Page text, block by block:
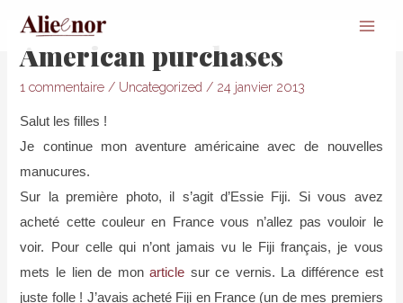
American purchases
1 commentaire / Uncategorized / 24 janvier 2013
Salut les filles !
Je continue mon aventure américaine avec de nouvelles
manucures.
Sur la première photo, il s’agit d’Essie Fiji. Si vous avez
acheté cette couleur en France vous n’allez pas vouloir le
voir. Pour celle qui n’ont jamais vu le Fiji français, je vous
mets le lien de monarticle sur ce vernis. La différence est
juste folle ! J’avais acheté Fiji en France (un de mes premiers